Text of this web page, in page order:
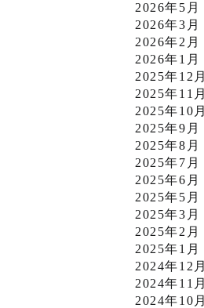
2026年5月
2026年3月
2026年2月
2026年1月
2025年12月
2025年11月
2025年10月
2025年9月
2025年8月
2025年7月
2025年6月
2025年5月
2025年3月
2025年2月
2025年1月
2024年12月
2024年11月
2024年10月